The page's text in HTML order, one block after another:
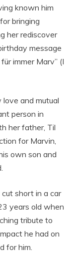
known him
bringing
her rediscover
message
immer Marv” (I
and mutual
person in
her father, Til
for Marvin,
own son and
short in a car
years old when
tribute to
he had on
for him.